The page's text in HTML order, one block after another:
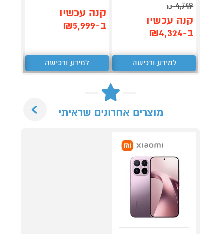
4,749
₪
קנה עכשיו
ב-₪4,324
למידע ורכישה
קנה עכשיו
ב-₪5,999
למידע ורכישה
מוצרים אחרונים שראיתי